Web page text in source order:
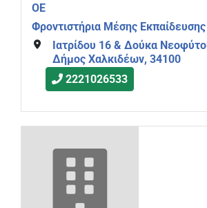
ΟΕ
Φροντιστήρια Μέσης Εκπαίδευσης
Ιατρίδου 16 & Δούκα
Δήμος Χαλκιδέων, 34100
2221026533